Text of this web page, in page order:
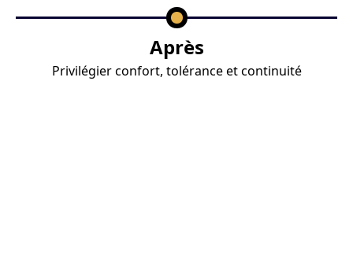
Après
Privilégier confort, tolérance et continuité